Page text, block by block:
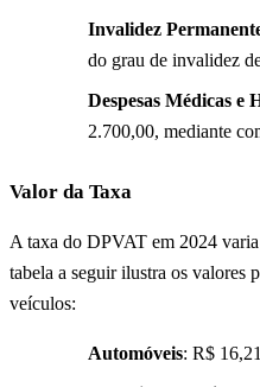
Invalidez
do grau de invalidez
Despesas Médicas e
2.700,00, mediante
Valor da Taxa
A taxa do DPVAT em 2024
tabela a seguir ilustra os valores
veículos:
Automóveis: R$ 16,21